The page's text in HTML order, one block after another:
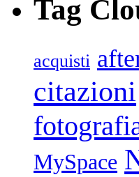
Tag
acquisti
citazioni
MySpace